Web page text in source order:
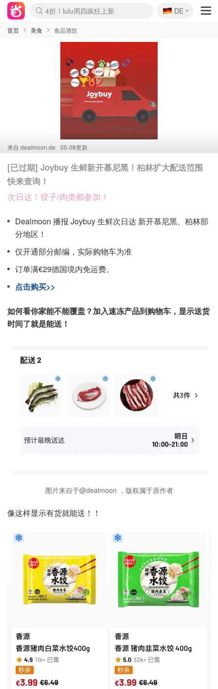
Boticinal 夏促开抢！
4折！lulu周四疯狂上新
还没结束！&OtherStories大促
Joybuy变相75折 随时失效
速领！Stanley独家85折
疑似霸哥！Camper额外叠85折
Zalando 奥莱闪促！每日更新
Moncler反季囤！5折起+叠9折
Coach Brooklyn仅€192
🇩🇪
DE
首页 美食 食品酒饮
来自 dealmoon.de 05-08更新
[已过期] Joybuy 生鲜新开慕尼黑！柏林扩大配送范围
快来查询！
次日达！饺子/肉类都参加！
Dealmoon 播报 Joybuy 生鲜次日达 新开慕尼黑、柏林部
分地区！
仅开通部分邮编，实际购物车为准
订单满€29德国境内免运费。
点击购买>>
如何看你家能不能覆盖？加入速冻产品到购物车，显示送货
时间了就是能送！
图片来自于@dealmoon ，版权属于原作者
像这样显示有货就能送！！